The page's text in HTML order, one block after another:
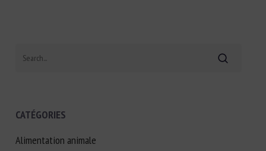
CATÉGORIES
Alimentation animale